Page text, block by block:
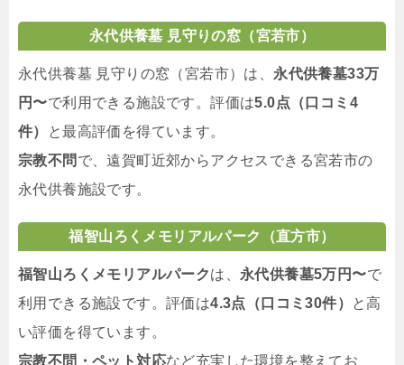
永代供養墓 見守りの窓（宮若市）
永代供養墓 見守りの窓（宮若市）は、 永代供養墓33万
円〜で利用できる施設です。評価は5.0点（口コミ4
件）
と最高評価を得ています。
宗教不問 で、遠賀町近郊からアクセスできる宮若市の
永代供養施設です。
福智山ろくメモリアルパーク（直方市）
福智山ろくメモリアルパークは、 永代供養墓5万円〜で
利用できる施設です。評価は4.3点（口コミ30件）
と高
い評価を得ています。
宗教不問・ペット対応など充実した環境を整えてお